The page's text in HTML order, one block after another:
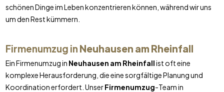
schönen Dinge im Leben konzentrieren können, während wir uns
um den Rest kümmern.
Firmenumzug in Neuhausen am Rheinfall
Ein Firmenumzug in Neuhausen am Rheinfallist oft eine
komplexe Herausforderung, die eine sorgfältige Planung und
Koordination erfordert. UnserFirmenumzug-Team in